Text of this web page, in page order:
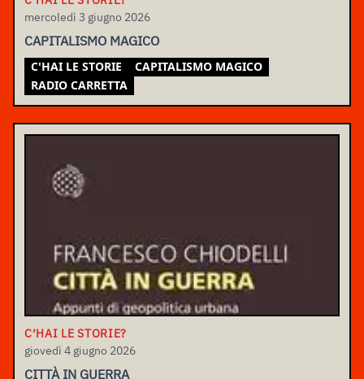
mercoledì 3 giugno 2026
CAPITALISMO MAGICO
C'HAI LE STORIE
CAPITALISMO MAGICO
RADIO CARRETTA
C’HAI LE STORIE?
giovedì 4 giugno 2026
CITTÀ IN GUERRA